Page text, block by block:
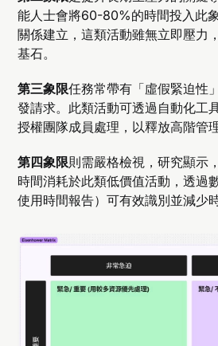
能人士會將60-80%的時間投入此
關係建立，這類活動雖無立即壓力
基石。
第三象限任務常帶有「虛假緊迫性
發請求。此類活動可透過自動化工
授權團隊成員處理，以釋放高階管
第四象限則需嚴格檢視，研究顯示
時間消耗於此類低價值活動，透過
使用時間報告）可有效識別並減少